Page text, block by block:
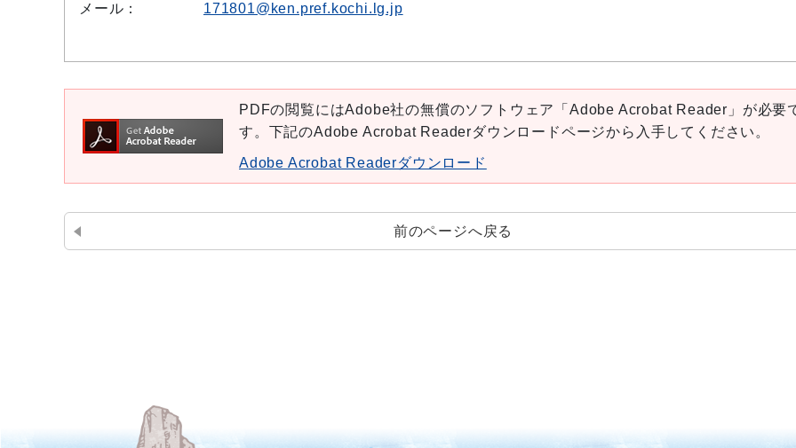
メール：
171801@ken.pref.kochi.lg.jp
PDFの閲覧にはAdobe社の無償のソフトウェア「Adobe Acrobat Reader」が必要
す。下記のAdobe Acrobat Readerダウンロードページから入手してください。
Adobe Acrobat Readerダウンロード
前のページへ戻る